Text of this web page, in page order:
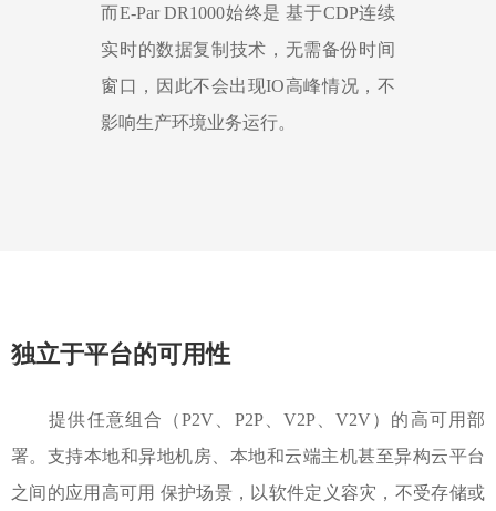
而E-Par DR1000始终是 基于CDP连续
实时的数据复制技术，无需备份时间
窗口，因此不会出现IO高峰情况，不
影响生产环境业务运行。
独立于平台的可用性
提供任意组合（P2V、P2P、V2P、V2V）的高可用部
署。支持本地和异地机房、本地和云端主机甚至异构云平台
之间的应用高可用 保护场景，以软件定义容灾，不受存储或